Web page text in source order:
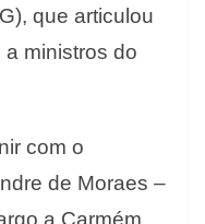
que articulou
ministros do
com o
de Moraes –
a Carmém